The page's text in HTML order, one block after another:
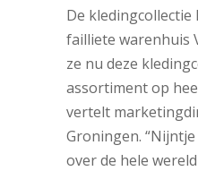
De
failliete warenhuis
ze nu deze
assortiment op
vertelt
Groningen.
over de hele wereld